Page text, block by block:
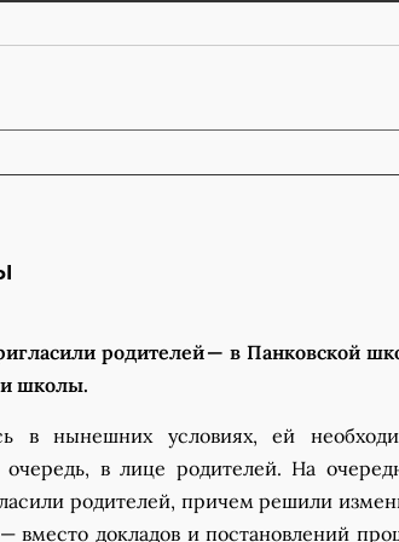
родителей — в Панковской
и школы.
в нынешних условиях, ей
в лице родителей. На
родителей, причем решили
вместо докладов и постановлений